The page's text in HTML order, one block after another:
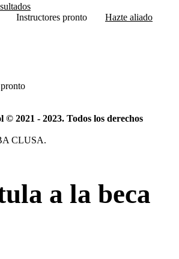
Instructores pronto
Hazte aliado
pronto
© 2021 - 2023. Todos los derechos
CLUSA.
a la beca